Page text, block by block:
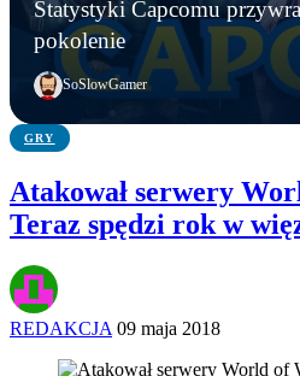
Statystyki Capcomu
pokolenie
SoSlowGamer
WWE chce zastrzec znak
Przypadek?
Gameplay z GTA 6
zapowiada
Młodzi gracze nie wpadli w
Statystyki Capcomu
pokolenie
GRY
Atakował serwery
Teraz spędzi rok w
REDAKCJA 09 maja 2018